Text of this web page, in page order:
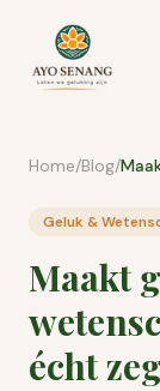
Home/Blog/
Geluk &
Maakt
écht